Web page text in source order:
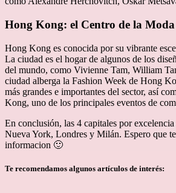
Hong Kong: el Centro de la
Hong Kong es conocida por su vibrante
La ciudad es el hogar de algunos de los
del mundo, como Vivienne Tam, William
ciudad alberga la Fashion Week de Hong
más grandes e importantes del sector, así
Kong, uno de los principales eventos de
En conclusión, las 4 capitales por
Nueva York, Londres y Milán. Espero que
informacion 🙂
Te recomendamos algunos artículos de interés: